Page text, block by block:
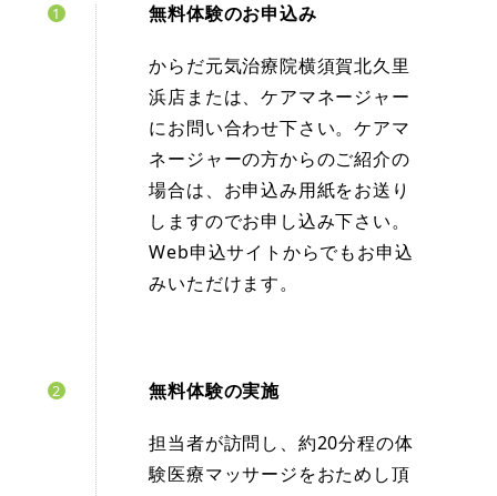
無料体験のお申込み
からだ元気治療院横須賀北久里
浜店または、ケアマネージャー
にお問い合わせ下さい。ケアマ
ネージャーの方からのご紹介の
場合は、お申込み用紙をお送り
しますのでお申し込み下さい。
Web申込サイトからでもお申込
みいただけます。
無料体験の実施
担当者が訪問し、約20分程の体
験医療マッサージをおためし頂